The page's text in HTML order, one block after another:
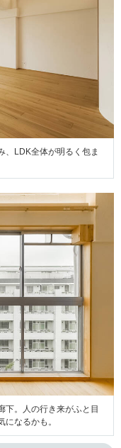
、LDK全体が明るく包ま
下。人の行き来がふと目
なるかも。